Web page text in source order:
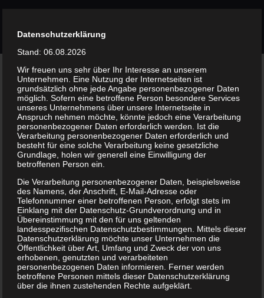
Verantwortlich für den Inhalt dieser
Internetseiten nach §6 des Teledienstgesetz
(TDG) ist:
hajanet Internetagentur
Jan Niklas Schröder / Inhaber
Pflegerstr. 2
81247 München
E-Mail-Adresse: info@hajanet.de
Internet: https://www.hajanet.de
Steuernummer: 207/5221/1532
Datenschutzerklärung
Stand: 06.08.2026
Wir freuen uns sehr über Ihr Interesse an unserem
Unternehmen. Eine Nutzung der Internetseiten ist
grundsätzlich ohne jede Angabe personenbezogener Daten
möglich. Sofern eine betroffene Person besondere Services
unseres Unternehmens über unsere Internetseite in
Anspruch nehmen möchte, könnte jedoch eine Verarbeitung
personenbezogener Daten erforderlich werden. Ist die
Verarbeitung personenbezogener Daten erforderlich und
besteht für eine solche Verarbeitung keine gesetzliche
Grundlage, holen wir generell eine Einwilligung der
betroffenen Person ein.
Die Verarbeitung personenbezogener Daten, beispielsweise
des Namens, der Anschrift, E-Mail-Adresse oder
Telefonnummer einer betroffenen Person, erfolgt stets im
Einklang mit der Datenschutz-Grundverordnung und in
Übereinstimmung mit den für uns geltenden
landesspezifischen Datenschutzbestimmungen. Mittels dieser
Datenschutzerklärung möchte unser Unternehmen die
Öffentlichkeit über Art, Umfang und Zweck der von uns
erhobenen, genutzten und verarbeiteten
personenbezogenen Daten informieren. Ferner werden
betroffene Personen mittels dieser Datenschutzerklärung
über die ihnen zustehenden Rechte aufgeklärt.